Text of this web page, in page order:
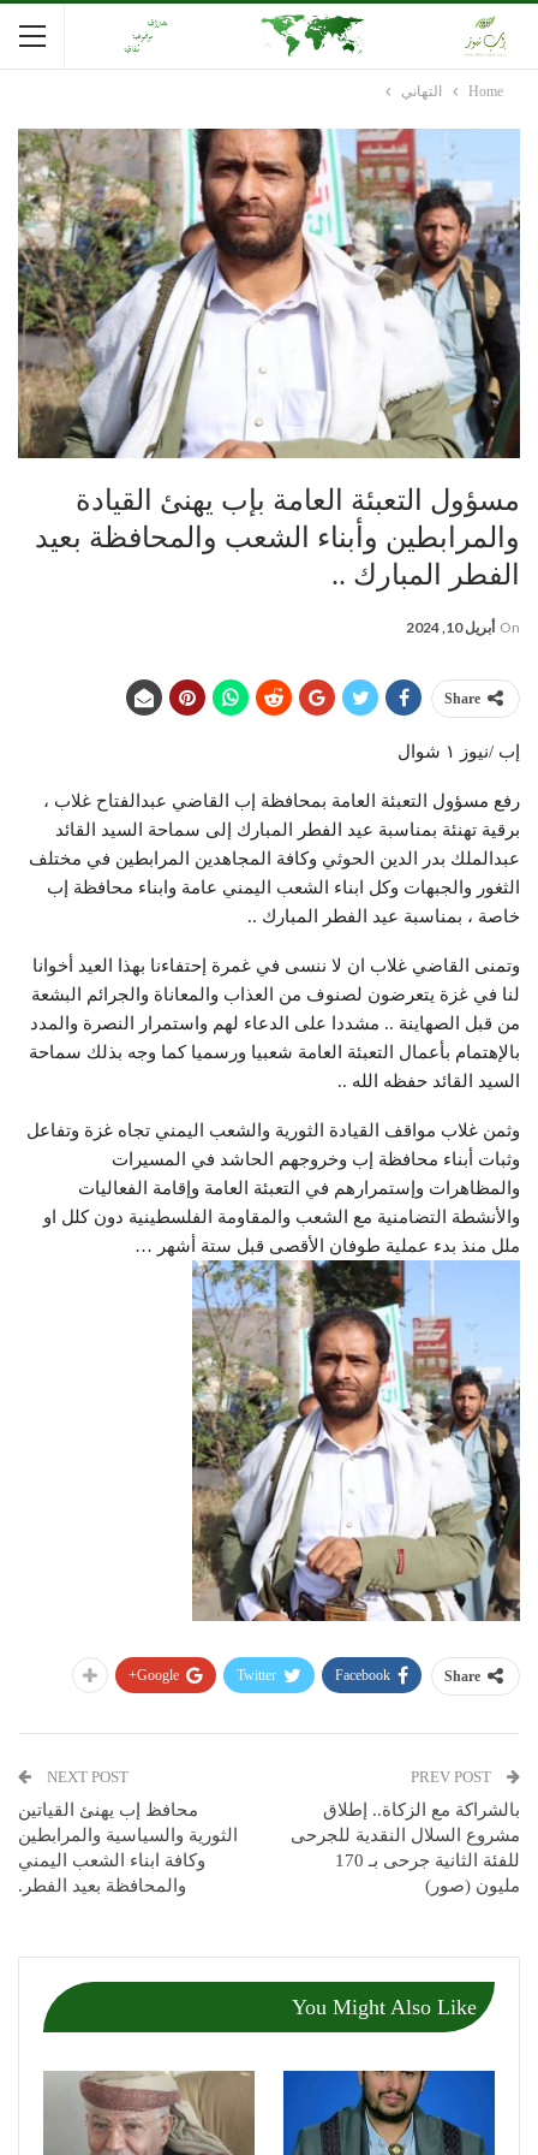
Home التهاني
مسؤول التعبئة العامة بإب يهنئ القيادة
والمرابطين وأبناء الشعب والمحافظة بعيد
الفطر المبارك ..
On أبريل 10, 2024
Share
إب /نيوز ١ شوال
رفع مسؤول التعبئة العامة بمحافظة إب القاضي عبدالفتاح غلاب ،
برقية تهنئة بمناسبة عيد الفطر المبارك إلى سماحة السيد القائد
عبدالملك بدر الدين الحوثي وكافة المجاهدين المرابطين في مختلف
الثغور والجبهات وكل ابناء الشعب اليمني عامة وابناء محافظة إب
خاصة ، بمناسبة عيد الفطر المبارك ..
وتمنى القاضي غلاب ان لا ننسى في غمرة إحتفاءنا بهذا العيد أخوانا
لنا في غزة يتعرضون لصنوف من العذاب والمعاناة والجرائم البشعة
من قبل الصهاينة .. مشددا على الدعاء لهم واستمرار النصرة والمدد
بالإهتمام بأعمال التعبئة العامة شعبيا ورسميا كما وجه بذلك سماحة
السيد القائد حفظه الله ..
وثمن غلاب مواقف القيادة الثورية والشعب اليمني تجاه غزة وتفاعل
وثبات أبناء محافظة إب وخروجهم الحاشد في المسيرات
والمظاهرات وإستمرارهم في التعبئة العامة وإقامة الفعاليات
والأنشطة التضامنية مع الشعب والمقاومة الفلسطينية دون كلل او
ملل منذ بدء عملية طوفان الأقصى قبل ستة أشهر …
Share
Facebook
Twitter
Google+
بالشراكة مع الزكاة.. إطلاق
مشروع السلال النقدية للجرحى
للفئة الثانية جرحى بـ 170
مليون (صور)
NEXT POST
محافظ إب يهنئ القياتين
الثورية والسياسية والمرابطين
وكافة ابناء الشعب اليمني
والمحافظة بعيد الفطر.
You Might Also Like